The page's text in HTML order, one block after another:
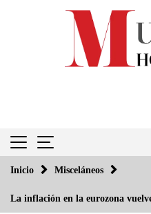
Inicio Misceláneos
La inflación en la eurozona